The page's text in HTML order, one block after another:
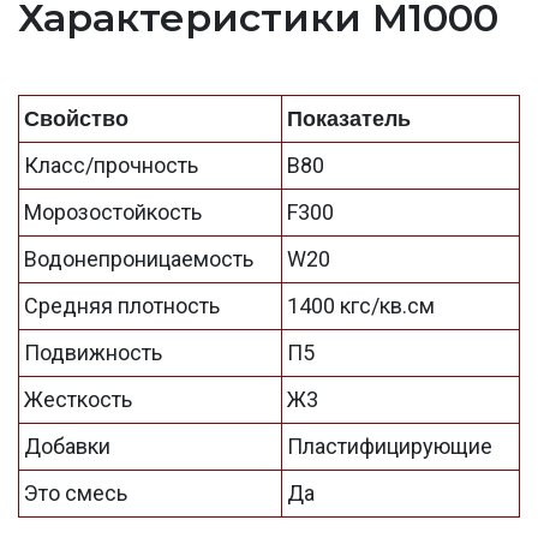
Характеристики М1000
Свойство Показатель
Класс/прочность
B80
Морозостойкость
F300
Водонепроницаемость
W20
Средняя плотность
1400 кгс/кв.см
Подвижность
П5
Жесткость
Ж3
Добавки
Пластифицирующие
Это смесь
Да